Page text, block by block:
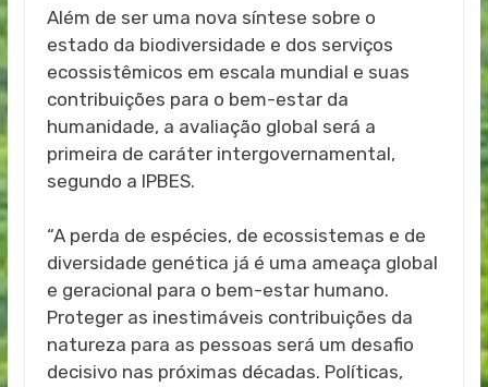
Além de ser uma nova síntese sobre o
estado da biodiversidade e dos serviços
ecossistêmicos em escala mundial e suas
contribuições para o bem-estar da
humanidade, a avaliação global será a
primeira de caráter intergovernamental,
segundo a IPBES.
“A perda de espécies, de ecossistemas e de
diversidade genética já é uma ameaça global
e geracional para o bem-estar humano.
Proteger as inestimáveis contribuições da
natureza para as pessoas será um desafio
decisivo nas próximas décadas. Políticas,